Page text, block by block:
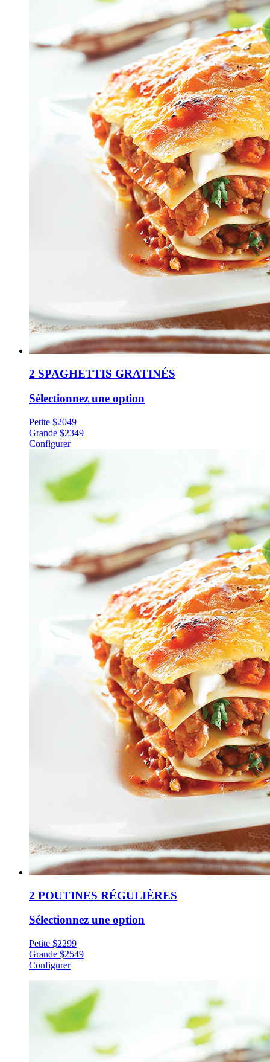
2 SPAGHETTIS GRATINÉS
Sélectionnez une option
Petite $2049
Grande $2349
Configurer
2 POUTINES RÉGULIÈRES
Sélectionnez une option
Petite $2299
Grande $2549
Configurer